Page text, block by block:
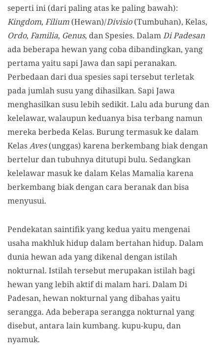
seperti ini (dari paling atas ke paling bawah):
Kingdom, Filium (Hewan)/Divisio(Tumbuhan), Kelas,
Ordo, Familia, Genus, dan Spesies. DalamDi Padesan
ada beberapa hewan yang coba dibandingkan, yang
pertama yaitu sapi Jawa dan sapi peranakan.
Perbedaan dari dua spesies sapi tersebut terletak
pada jumlah susu yang dihasilkan. Sapi Jawa
menghasilkan susu lebih sedikit. Lalu ada burung dan
kelelawar, walaupun keduanya bisa terbang namun
mereka berbeda Kelas. Burung termasuk ke dalam
KelasAves(unggas) karena berkembang biak dengan
bertelur dan tubuhnya ditutupi bulu. Sedangkan
kelelawar masuk ke dalam Kelas Mamalia karena
berkembang biak dengan cara beranak dan bisa
menyusui.
Pendekatan saintifik yang kedua yaitu mengenai
usaha makhluk hidup dalam bertahan hidup. Dalam
dunia hewan ada yang dikenal dengan istilah
nokturnal. Istilah tersebut merupakan istilah bagi
hewan yang lebih aktif di malam hari. Dalam Di
Padesan, hewan nokturnal yang dibahas yaitu
serangga. Ada beberapa serangga nokturnal yang
disebut, antara lain kumbang. kupu-kupu, dan
nyamuk.